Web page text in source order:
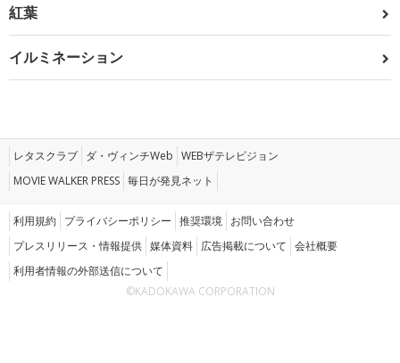
紅葉
イルミネーション
レタスクラブ ダ・ヴィンチWeb WEBザテレビジョン
MOVIE WALKER PRESS 毎日が発見ネット
利用規約 プライバシーポリシー 推奨環境 お問い合わせ
プレスリリース・情報提供 媒体資料 広告掲載について 会社概要
利用者情報の外部送信について
©KADOKAWA CORPORATION